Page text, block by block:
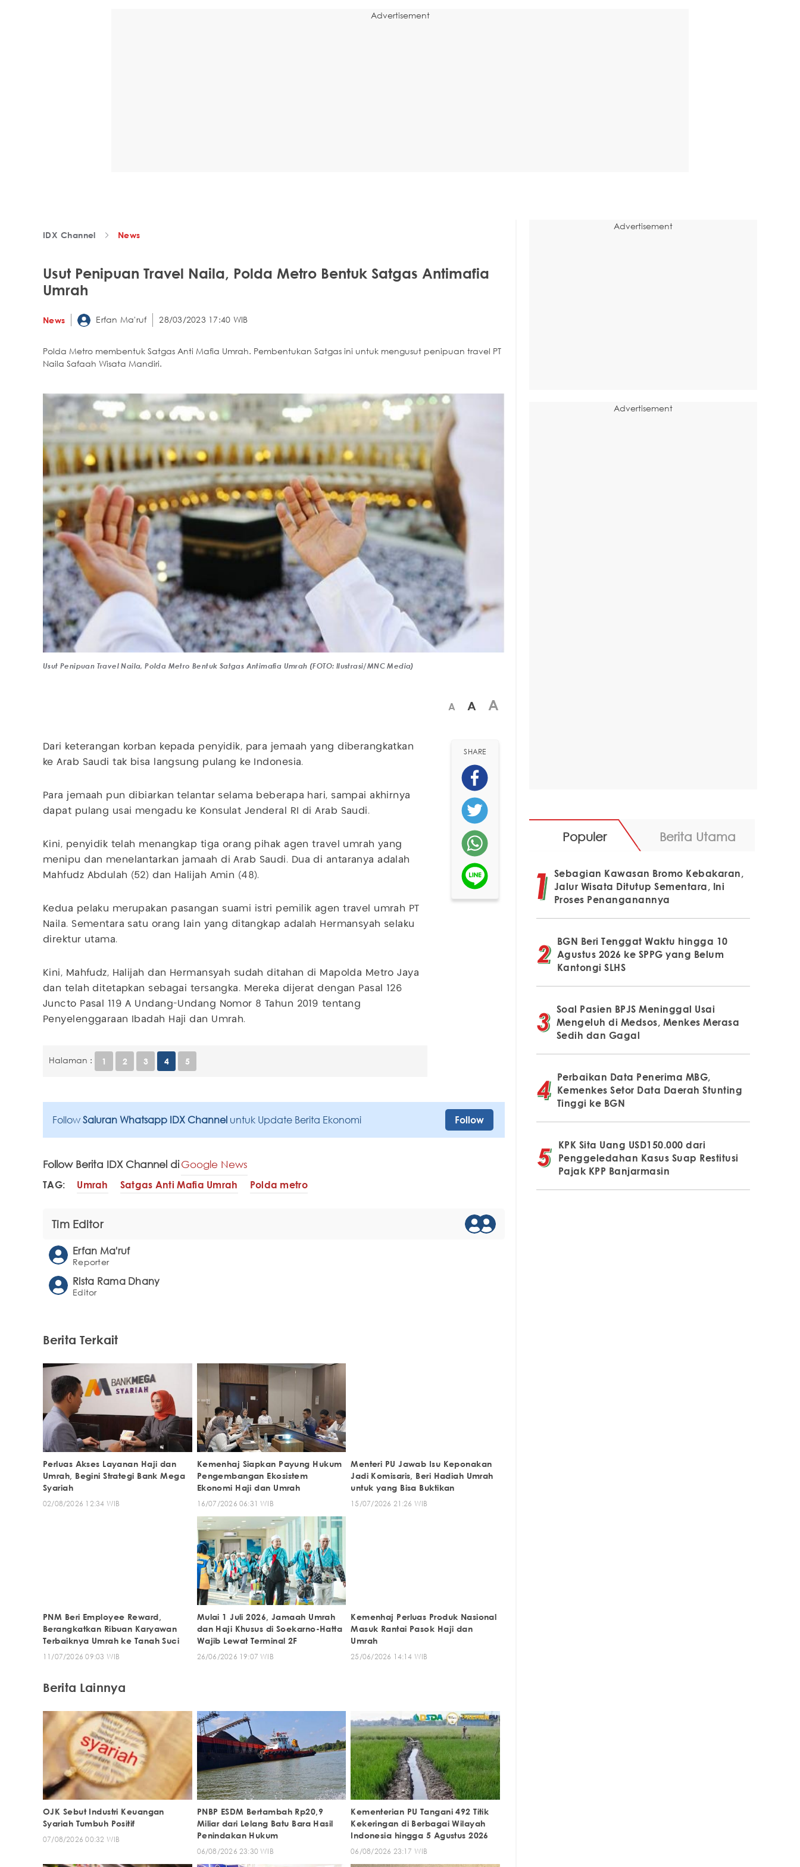
Advertisement
IDX Channel News
Usut Penipuan Travel Naila, Polda Metro Bentuk Satgas Antimafia
Umrah
News Erfan Ma'ruf 28/03/2023 17:40 WIB
Polda Metro membentuk Satgas Anti Mafia Umrah. Pembentukan Satgas ini untuk mengusut penipuan travel PT
Naila Safaah Wisata Mandiri.
Usut Penipuan Travel Naila, Polda Metro Bentuk Satgas Antimafia Umrah (FOTO: Ilustrasi/MNC Media)
A A A
Dari keterangan korban kepada penyidik, para jemaah yang diberangkatkan
ke Arab Saudi tak bisa langsung pulang ke Indonesia.
Para jemaah pun dibiarkan telantar selama beberapa hari, sampai akhirnya
dapat pulang usai mengadu ke Konsulat Jenderal RI di Arab Saudi.
Kini, penyidik telah menangkap tiga orang pihak agen travel umrah yang
menipu dan menelantarkan jamaah di Arab Saudi. Dua di antaranya adalah
Mahfudz Abdulah (52) dan Halijah Amin (48).
Kedua pelaku merupakan pasangan suami istri pemilik agen travel umrah PT
Naila. Sementara satu orang lain yang ditangkap adalah Hermansyah selaku
direktur utama.
Kini, Mahfudz, Halijah dan Hermansyah sudah ditahan di Mapolda Metro Jaya
dan telah ditetapkan sebagai tersangka. Mereka dijerat dengan Pasal 126
Juncto Pasal 119 A Undang-Undang Nomor 8 Tahun 2019 tentang
Penyelenggaraan Ibadah Haji dan Umrah.
Halaman : 1 2 3 4 5
SHARE
Follow Saluran Whatsapp IDX Channel untuk Update Berita Ekonomi Follow
Follow Berita IDX Channel diGoogle News
TAG: Umrah Satgas Anti Mafia Umrah Polda metro
Tim Editor
Erfan Ma'ruf
Reporter
Rista Rama Dhany
Editor
Berita Terkait
Perluas Akses Layanan Haji dan
Umrah, Begini Strategi Bank Mega
Syariah
02/08/2026 12:34 WIB
Kemenhaj Siapkan Payung Hukum
Pengembangan Ekosistem
Ekonomi Haji dan Umrah
16/07/2026 06:31 WIB
Menteri PU Jawab Isu Keponakan
Jadi Komisaris, Beri Hadiah Umrah
untuk yang Bisa Buktikan
15/07/2026 21:26 WIB
PNM Beri Employee Reward,
Berangkatkan Ribuan Karyawan
Terbaiknya Umrah ke Tanah Suci
11/07/2026 09:03 WIB
Mulai 1 Juli 2026, Jamaah Umrah
dan Haji Khusus di Soekarno-Hatta
Wajib Lewat Terminal 2F
26/06/2026 19:07 WIB
Kemenhaj Perluas Produk Nasional
Masuk Rantai Pasok Haji dan
Umrah
25/06/2026 14:14 WIB
Berita Lainnya
OJK Sebut Industri Keuangan
Syariah Tumbuh Positif
07/08/2026 00:32 WIB
PNBP ESDM Bertambah Rp20,9
Miliar dari Lelang Batu Bara Hasil
Penindakan Hukum
06/08/2026 23:30 WIB
Kementerian PU Tangani 492 Titik
Kekeringan di Berbagai Wilayah
Indonesia hingga 5 Agustus 2026
06/08/2026 23:17 WIB
Advertisement
Advertisement
Populer Berita Utama
Sebagian Kawasan Bromo Kebakaran,
Jalur Wisata Ditutup Sementara, Ini
Proses Penanganannya
BGN Beri Tenggat Waktu hingga 10
Agustus 2026 ke SPPG yang Belum
Kantongi SLHS
Soal Pasien BPJS Meninggal Usai
Mengeluh di Medsos, Menkes Merasa
Sedih dan Gagal
Perbaikan Data Penerima MBG,
Kemenkes Setor Data Daerah Stunting
Tinggi ke BGN
KPK Sita Uang USD150.000 dari
Penggeledahan Kasus Suap Restitusi
Pajak KPP Banjarmasin